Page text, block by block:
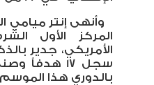
وأنهى إنتر ميامي
المركز الأول
الأمريكي، جدير
بالدوري هذا الموسم